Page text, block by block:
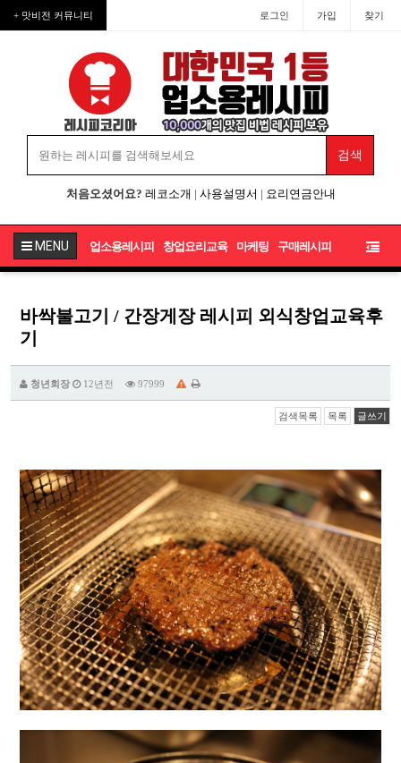
+ 맛비전 커뮤니티 로그인 가입 찾기
처음오셨어요? 레코소개 | 사용설명서 | 요리연금안내
MENU 업소용레시피 창업요리교육 마케팅 구매레시피
바싹불고기 / 간장게장 레시피 외식창업교육후
기
청년회장 12년전 97999
검색목록 목록 글쓰기